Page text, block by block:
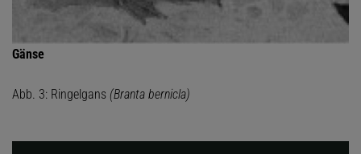
Gänse
Abb. 3: Ringelgans (Branta bernicla)